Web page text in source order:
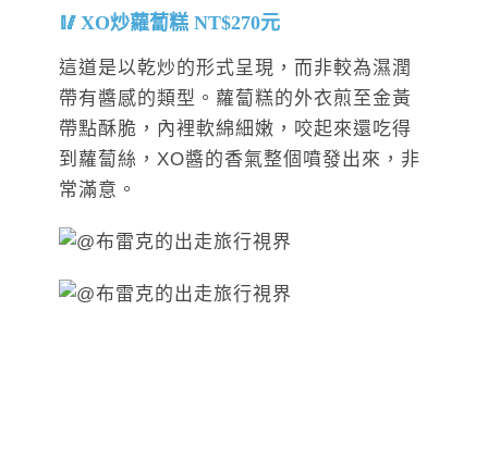
XO炒蘿蔔糕 NT$270元
這道是以乾炒的形式呈現，而非較為濕潤
帶有醬感的類型。蘿蔔糕的外衣煎至金黃
帶點酥脆，內裡軟綿細嫩，咬起來還吃得
到蘿蔔絲，XO醬的香氣整個噴發出來，非
常滿意。